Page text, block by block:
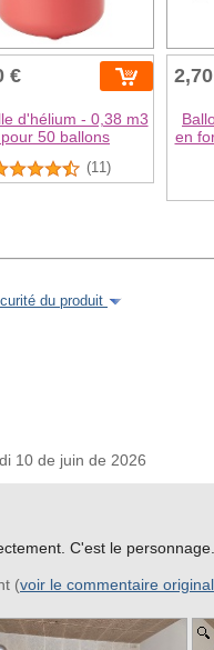
€
d'hélium - 0,38 m3
50 ballons
(11)
en
du produit
de juin de 2026
C'est le
(voir le commentaire original